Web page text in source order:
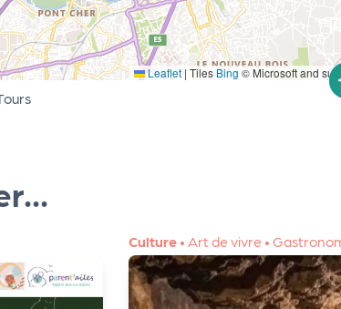
Leaflet | TilesBing © Microsoft and
Culture • Art de vivre •